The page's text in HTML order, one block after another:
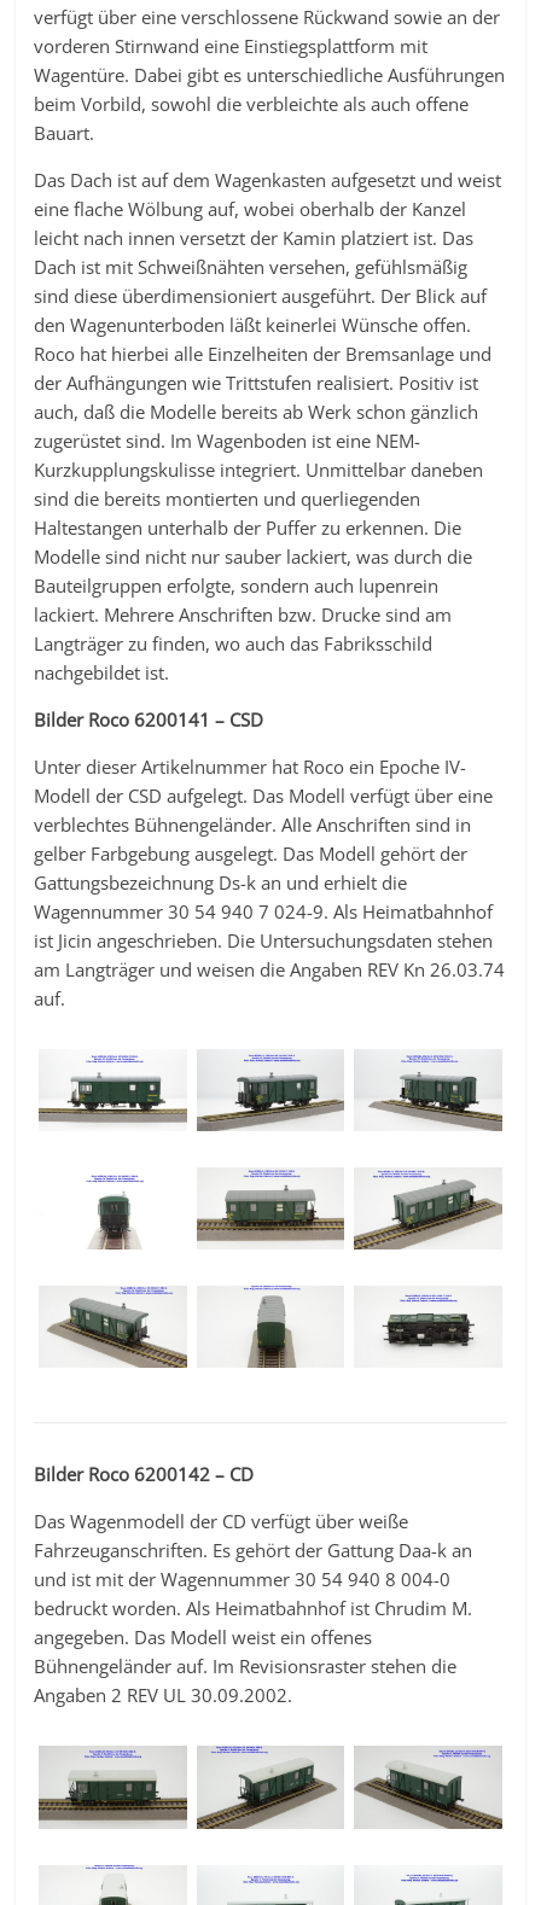
verfügt über eine verschlossene Rückwand sowie an der
vorderen Stirnwand eine Einstiegsplattform mit
Wagentüre. Dabei gibt es unterschiedliche Ausführungen
beim Vorbild, sowohl die verbleichte als auch offene
Bauart.
Das Dach ist auf dem Wagenkasten aufgesetzt und weist
eine flache Wölbung auf, wobei oberhalb der Kanzel
leicht nach innen versetzt der Kamin platziert ist. Das
Dach ist mit Schweißnähten versehen, gefühlsmäßig
sind diese überdimensioniert ausgeführt. Der Blick auf
den Wagenunterboden läßt keinerlei Wünsche offen.
Roco hat hierbei alle Einzelheiten der Bremsanlage und
der Aufhängungen wie Trittstufen realisiert. Positiv ist
auch, daß die Modelle bereits ab Werk schon gänzlich
zugerüstet sind. Im Wagenboden ist eine NEM-
Kurzkupplungskulisse integriert. Unmittelbar daneben
sind die bereits montierten und querliegenden
Haltestangen unterhalb der Puffer zu erkennen. Die
Modelle sind nicht nur sauber lackiert, was durch die
Bauteilgruppen erfolgte, sondern auch lupenrein
lackiert. Mehrere Anschriften bzw. Drucke sind am
Langträger zu finden, wo auch das Fabriksschild
nachgebildet ist.
Bilder Roco 6200141 – CSD
Unter dieser Artikelnummer hat Roco ein Epoche IV-
Modell der CSD aufgelegt. Das Modell verfügt über eine
verblechtes Bühnengeländer. Alle Anschriften sind in
gelber Farbgebung ausgelegt. Das Modell gehört der
Gattungsbezeichnung Ds-k an und erhielt die
Wagennummer 30 54 940 7 024-9. Als Heimatbahnhof
ist Jicin angeschrieben. Die Untersuchungsdaten stehen
am Langträger und weisen die Angaben REV Kn 26.03.74
auf.
Bilder Roco 6200142 – CD
Das Wagenmodell der CD verfügt über weiße
Fahrzeuganschriften. Es gehört der Gattung Daa-k an
und ist mit der Wagennummer 30 54 940 8 004-0
bedruckt worden. Als Heimatbahnhof ist Chrudim M.
angegeben. Das Modell weist ein offenes
Bühnengeländer auf. Im Revisionsraster stehen die
Angaben 2 REV UL 30.09.2002.